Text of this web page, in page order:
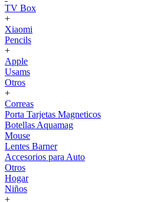
TV Box
+
Xiaomi
Pencils
+
Apple
Usams
Otros
+
Correas
Porta Tarjetas Magneticos
Botellas Aquamag
Mouse
Lentes Barner
Accesorios para Auto
Otros
Hogar
Niños
+